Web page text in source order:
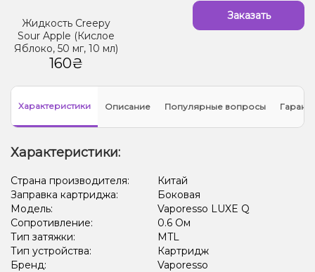
Жидкость Creepy
Sour Apple (Кислое
Яблоко, 50 мг, 10 мл)
160₴
Заказать
Характеристики Описание Популярные вопросы
Характеристики:
Страна производителя:
Китай
Заправка картриджа:
Боковая
Модель:
Vaporesso LUXE Q
Сопротивление:
0.6 Ом
Тип затяжки:
MTL
Тип устройства:
Картридж
Бренд:
Vaporesso